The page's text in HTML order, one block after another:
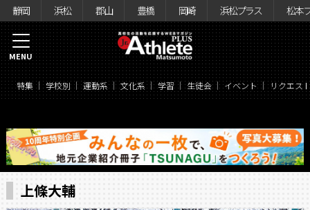
静岡 浜松 郡山 豊橋 岡崎 浜松プラス 松本
特集 学校別 運動系 文化系 学習 生徒会 イベント リクエス
MENU
上條大輔